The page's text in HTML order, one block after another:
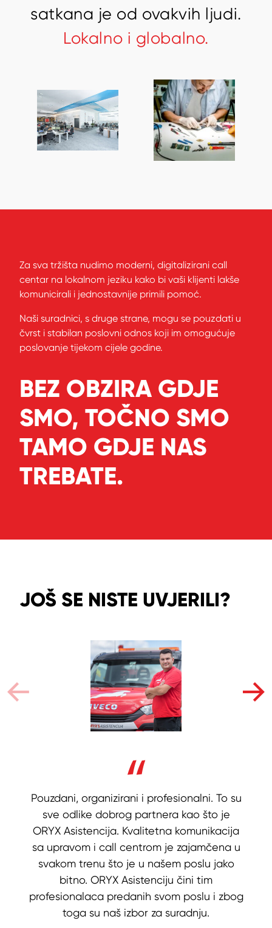
satkana je od ovakvih ljudi.
Lokalno i globalno.
Za sva tržišta nudimo moderni, digitalizirani call
centar na lokalnom jeziku kako bi vaši klijenti lakše
komunicirali i jednostavnije primili pomoć.
Naši suradnici, s druge strane, mogu se pouzdati u
čvrst i stabilan poslovni odnos koji im omogućuje
poslovanje tijekom cijele godine.
BEZ OBZIRA GDJE
SMO, TOČNO SMO
TAMO GDJE NAS
TREBATE.
JOŠ SE NISTE UVJERILI?
Pouzdani, organizirani i profesionalni. To su
sve odlike dobrog partnera kao što je
ORYX Asistencija. Kvalitetna komunikacija
sa upravom i call centrom je zajamčena u
svakom trenu što je u našem poslu jako
bitno. ORYX Asistenciju čini tim
profesionalaca predanih svom poslu i zbog
toga su naš izbor za suradnju.
Prvo i osnovno – poslovna sigurnost.
Mladi, komunikativni tim s kojim se postiže
dobra komunikacija i partnerski odnos u
poslu. Prisutni su na velikom broju tržišta i
vizualno upečatljivi, a time smo i mi dio
njihove poslovne priče. Bez uljepšavanja,
vidimo sigurnost i svjetliju budućnost kao
partneri ORYX Asistencije.
U poslovnom svijetu nije mala stvar
pronaći pouzdanog partnera, a u ORYX
Asistenciji pronašli smo baš to. Već niz
godina uspješno surađujemo s njima.
Nakon višegodišnjeg iskustva, za njihov
rad, kao i za poslovni i profesionalni odnos
s njima, imamo samo riječi hvale. Ne
sumnjamo da će kvaliteta naše suradnje i